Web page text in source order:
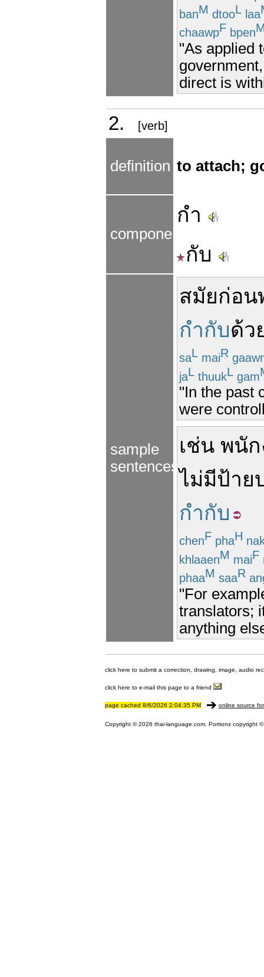
banM dtooL laa
chaawpF bpen
"As applied
direct is
2. [verb]
definition to attach;
components
กำ
กับ
sample
sentences
สมัยก่อน
กำกับด้ว
saL maiR
jaL thuukL gam
"In the past
were
เช่น พนัก
ไม่มีป้าย
กำกับ
chenF phaH
khlaaenM maiF
phaaM saaR
"For
translators;
anything
click here to submit a correction, drawing, image, audio
click here to e-mail this page to a friend
page cached 8/6/2026 2:04:35 PM online source
Copyright © 2026 thai-language.com. Portions copyright